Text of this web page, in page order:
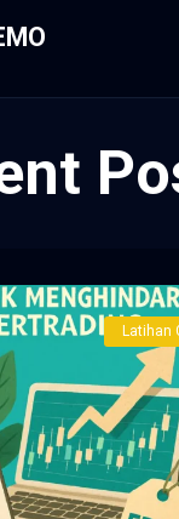
Latihan